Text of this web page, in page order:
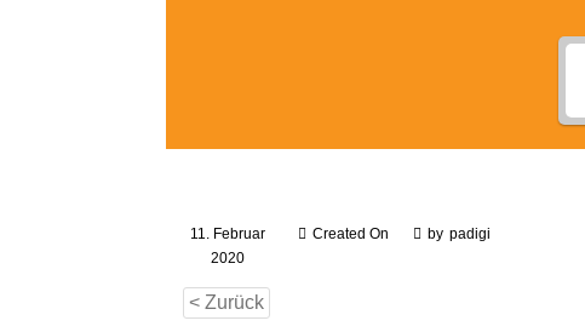
Created On
11. Februar
2020
by padigi
< Zurück